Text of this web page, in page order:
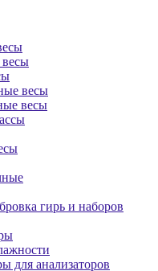
весы
весы
весы
гирь и наборов
для анализаторов